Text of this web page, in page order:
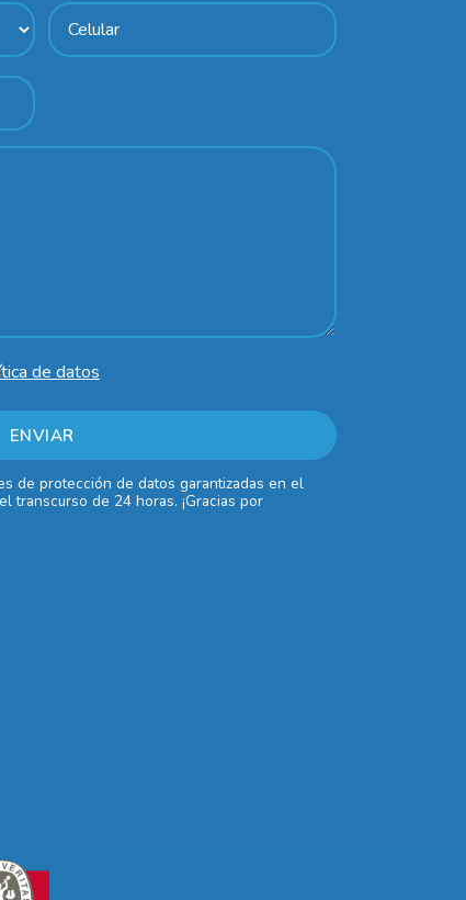
de datos
de protección de datos garantizadas en el
transcurso de 24 horas. ¡Gracias por